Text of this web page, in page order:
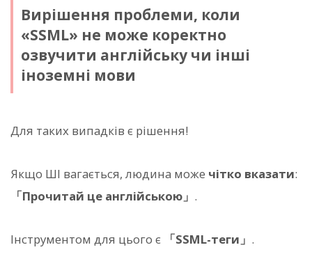
Вирішення проблеми, коли
«SSML» не може коректно
озвучити англійську чи інші
іноземні мови
Для таких випадків є рішення!
Якщо ШІ вагається, людина може чітко вказати:
「Прочитай це англійською」 .
Інструментом для цього є 「SSML-теги」 .